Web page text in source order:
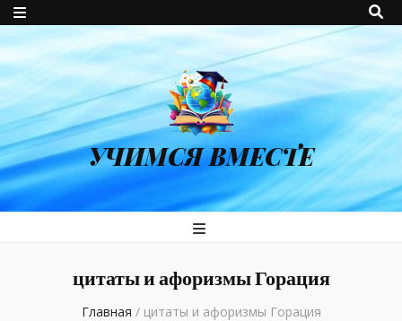
УЧИМСЯ ВМЕСТЕ
цитаты и афоризмы Горация
Главная / цитаты и афоризмы Горация